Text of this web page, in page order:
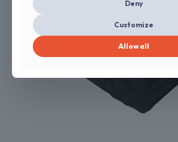
Deny
Customize
Allow all